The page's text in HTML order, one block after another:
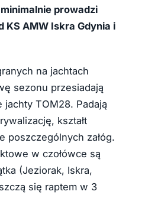
prowadzi
KS AMW Iskra Gdynia i
na jachtach
sezonu przesiadają
TOM28. Padają
kształt
poszczególnych załóg.
w czołówce są
(Jeziorak, Iskra,
się raptem w 3